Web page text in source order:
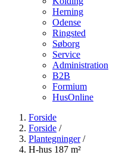
Herning
Odense
Ringsted
Søborg
Service
Administration
B2B
Formium
HusOnline
Forside
Forside /
Plantegninger /
H-hus 187 m²